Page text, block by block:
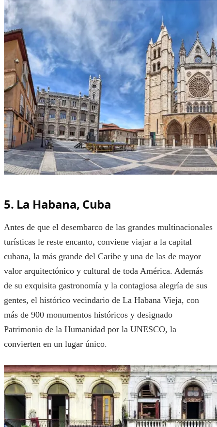
5. La Habana, Cuba
Antes de que el desembarco de las grandes multinacionales
turísticas le reste encanto, conviene viajar a la capital
cubana, la más grande del Caribe y una de las de mayor
valor arquitectónico y cultural de toda América. Además
de su exquisita gastronomía y la contagiosa alegría de sus
gentes, el histórico vecindario de La Habana Vieja, con
más de 900 monumentos históricos y designado
Patrimonio de la Humanidad por la UNESCO, la
convierten en un lugar único.